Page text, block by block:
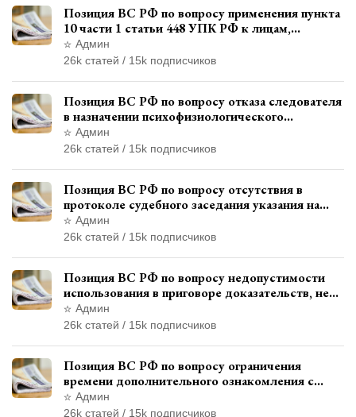
Позиция ВС РФ по вопросу применения пункта
10 части 1 статьи 448 УПК РФ к лицам,
уволенным из следственных органов
Админ
26k статей / 15k подписчиков
Позиция ВС РФ по вопросу отказа следователя
в назначении психофизиологического
исследования показаний обвиняемой с
использованием полиграфа
Админ
26k статей / 15k подписчиков
Позиция ВС РФ по вопросу отсутствия в
протоколе судебного заседания указания на
возможность выступления в прениях сторон
при наличии аудиозаписи
Админ
26k статей / 15k подписчиков
Позиция ВС РФ по вопросу недопустимости
использования в приговоре доказательств, не
исследованных в судебном заседании
Админ
26k статей / 15k подписчиков
Позиция ВС РФ по вопросу ограничения
времени дополнительного ознакомления с
материалами уголовного дела
Админ
26k статей / 15k подписчиков